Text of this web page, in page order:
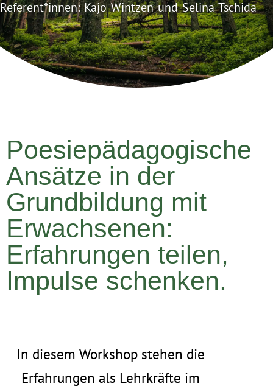
Referent*innen: Kajo Wintzen und Selina Tschida
Poesiepädagogische
Ansätze in der
Grundbildung mit
Erwachsenen:
Erfahrungen teilen,
Impulse schenken.
In diesem Workshop stehen die
Erfahrungen als Lehrkräfte im